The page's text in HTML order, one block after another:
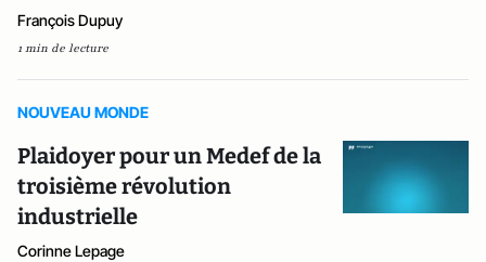
François Dupuy
1 min de lecture
NOUVEAU MONDE
Plaidoyer pour un Medef de la
troisième révolution
industrielle
Corinne Lepage